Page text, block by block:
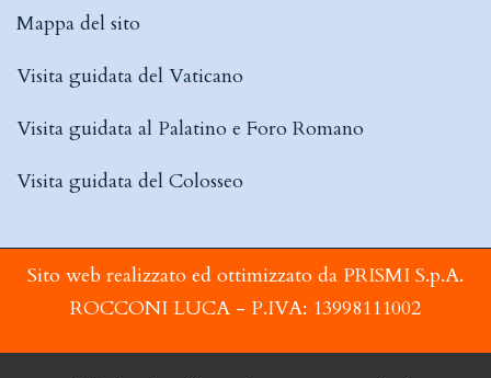
Mappa del sito
Visita guidata del Vaticano
Visita guidata al Palatino e Foro Romano
Visita guidata del Colosseo
Sito web realizzato ed ottimizzato da PRISMI S.p.A.
ROCCONI LUCA - P.IVA: 13998111002